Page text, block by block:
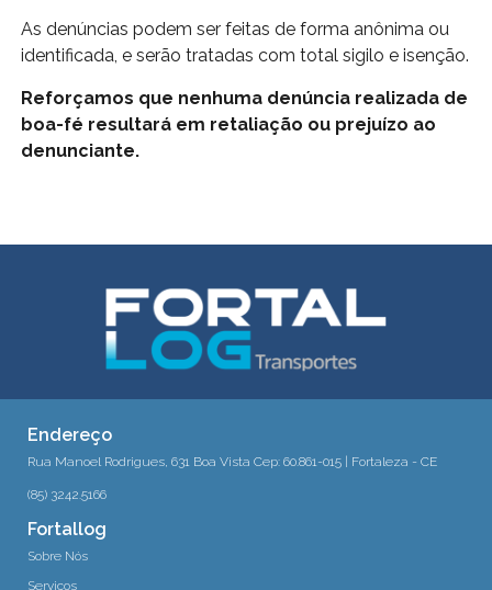
As denúncias podem ser feitas de forma anônima ou
identificada, e serão tratadas com total sigilo e isenção.
Reforçamos que nenhuma denúncia realizada de
boa-fé resultará em retaliação ou prejuízo ao
denunciante.
Endereço
Rua Manoel Rodrigues, 631 Boa Vista Cep: 60.861-015 | Fortaleza - CE
(85) 3242.5166
Fortallog
Sobre Nós
Serviços